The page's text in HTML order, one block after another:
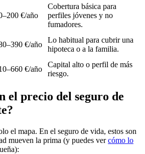
€/año
Cobertura básica para
perfiles jóvenes y no
fumadores.
€/año
Lo habitual para cubrir una
hipoteca o a la familia.
€/año
Capital alto o perfil de más
riesgo.
el precio del seguro de
el mapa. En el seguro de vida, estos son
mueven la prima (y puedes vercómo lo